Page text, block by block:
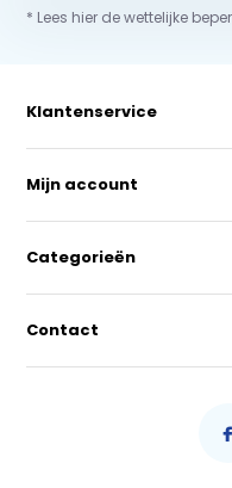
* Lees hier de wettelijke
Klantenservice
Mijn account
Categorieën
Contact